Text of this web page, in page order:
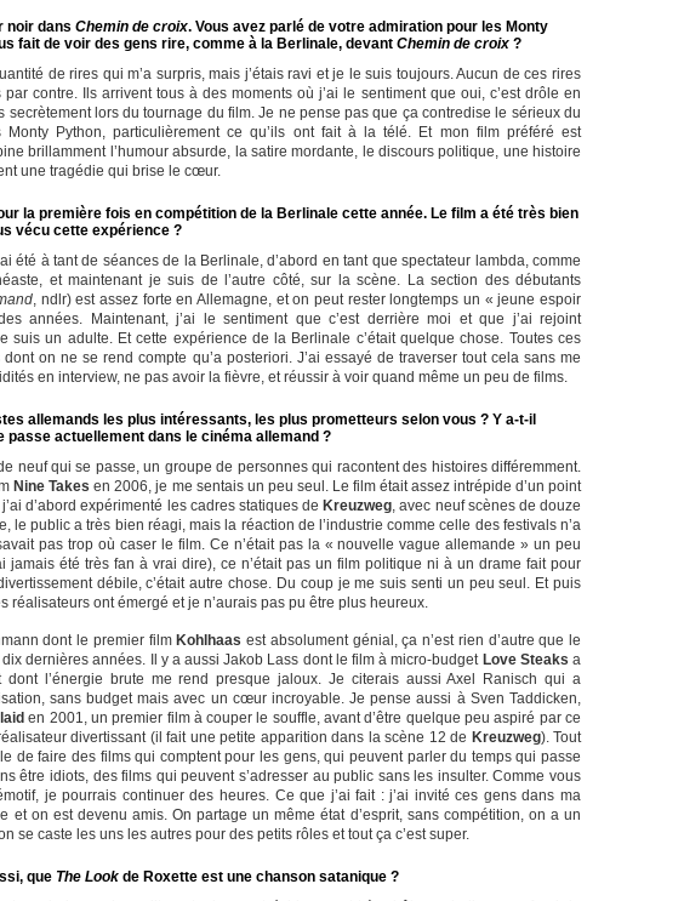
noir dans Chemin de croix. Vous avez parlé de votre admiration pour les Monty
fait de voir des gens rire, comme à la Berlinale, devant Chemin de croix ?
de rires qui m’a surpris, mais j’étais ravi et je le suis toujours. Aucun de ces rires
contre. Ils arrivent tous à des moments où j’ai le sentiment que oui, c’est drôle en
secrètement lors du tournage du film. Je ne pense pas que ça contredise le sérieux du
Monty Python, particulièrement ce qu’ils ont fait à la télé. Et mon film préféré est
brillamment l’humour absurde, la satire mordante, le discours politique, une histoire
une tragédie qui brise le cœur.
la première fois en compétition de la Berlinale cette année. Le film a été très bien
vécu cette expérience ?
été à tant de séances de la Berlinale, d’abord en tant que spectateur lambda, comme
et maintenant je suis de l’autre côté, sur la scène. La section des débutants
, ndlr) est assez forte en Allemagne, et on peut rester longtemps un « jeune espoir
années. Maintenant, j’ai le sentiment que c’est derrière moi et que j’ai rejoint
suis un adulte. Et cette expérience de la Berlinale c’était quelque chose. Toutes ces
on ne se rend compte qu’a posteriori. J’ai essayé de traverser tout cela sans me
en interview, ne pas avoir la fièvre, et réussir à voir quand même un peu de films.
allemands les plus intéressants, les plus prometteurs selon vous ? Y a-t-il
passe actuellement dans le cinéma allemand ?
neuf qui se passe, un groupe de personnes qui racontent des histoires différemment.
Nine Takes en 2006, je me sentais un peu seul. Le film était assez intrépide d’un point
d’abord expérimenté les cadres statiques de Kreuzweg, avec neuf scènes de douze
le public a très bien réagi, mais la réaction de l’industrie comme celle des festivals n’a
pas trop où caser le film. Ce n’était pas la « nouvelle vague allemande » un peu
jamais été très fan à vrai dire), ce n’était pas un film politique ni à un drame fait pour
débile, c’était autre chose. Du coup je me suis senti un peu seul. Et puis
réalisateurs ont émergé et je n’aurais pas pu être plus heureux.
dont le premier film Kohlhaas est absolument génial, ça n’est rien d’autre que le
dernières années. Il y a aussi Jakob Lass dont le film à micro-budget Love Steaks a
l’énergie brute me rend presque jaloux. Je citerais aussi Axel Ranisch qui a
sans budget mais avec un cœur incroyable. Je pense aussi à Sven Taddicken,
en 2001, un premier film à couper le souffle, avant d’être quelque peu aspiré par ce
divertissant (il fait une petite apparition dans la scène 12 de Kreuzweg). Tout
de faire des films qui comptent pour les gens, qui peuvent parler du temps qui passe
être idiots, des films qui peuvent s’adresser au public sans les insulter. Comme vous
je pourrais continuer des heures. Ce que j’ai fait : j’ai invité ces gens dans ma
et on est devenu amis. On partage un même état d’esprit, sans compétition, on a un
se caste les uns les autres pour des petits rôles et tout ça c’est super.
que The Look de Roxette est une chanson satanique ?